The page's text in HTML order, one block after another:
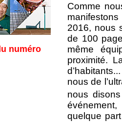
numéro
Comme
2016, nous
de 100
même
proximité.
nous de
nous
quelque